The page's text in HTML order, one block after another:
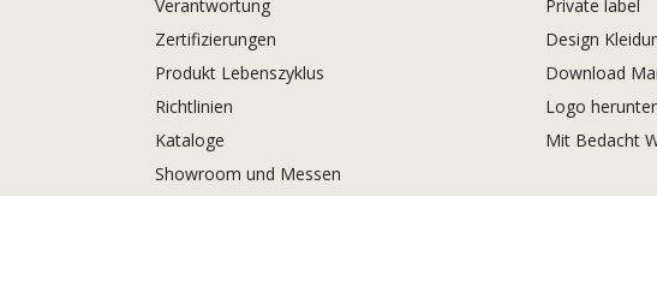
Verantwortung
Zertifizierungen
Produkt Lebenszyklus
Richtlinien
Kataloge
Showroom und Messen
Private label
Design
Download
Logo
Mit Bedacht